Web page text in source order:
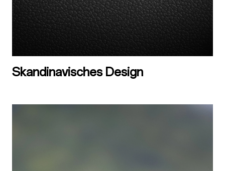
Skandinavisches Design